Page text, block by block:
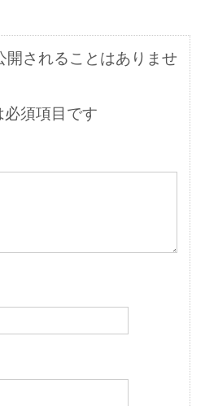
開されることはありませ
須項目です